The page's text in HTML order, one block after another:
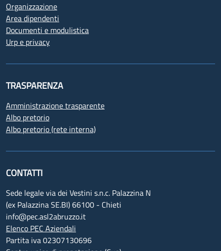
Organizzazione
Area dipendenti
Documenti e modulistica
Urp e privacy
TRASPARENZA
Amministrazione trasparente
Albo pretorio
Albo pretorio (rete interna)
CONTATTI
Sede legale via dei Vestini s.n.c. Palazzina N
(ex Palazzina SE.BI) 66100 - Chieti
info@pec.asl2abruzzo.it
Elenco PEC Aziendali
Partita iva 02307130696